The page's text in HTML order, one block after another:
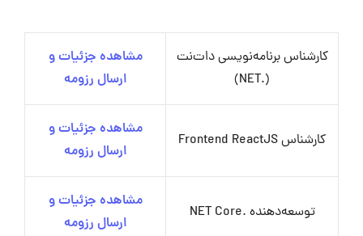
کارشناس برنامه‌نویسی دات‌نت
(.NET)
مشاهده جزئیات و
ارسال رزومه
کارشناس Frontend ReactJS
مشاهده جزئیات و
ارسال رزومه
توسعه‌دهنده .NET Core
مشاهده جزئیات و
ارسال رزومه